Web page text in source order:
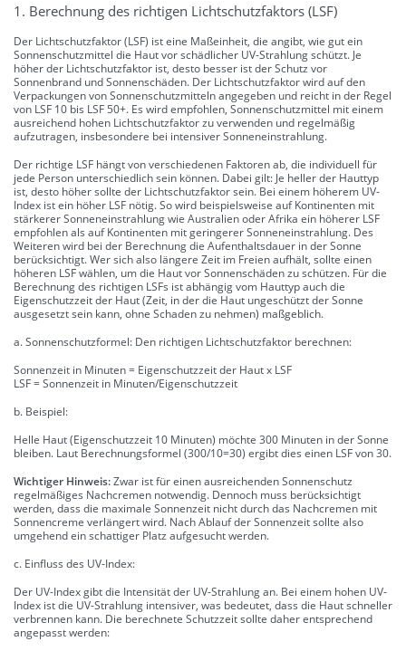
1. Berechnung des richtigen Lichtschutzfaktors (LSF)
Der Lichtschutzfaktor (LSF) ist eine Maßeinheit, die angibt, wie gut ein
Sonnenschutzmittel die Haut vor schädlicher UV-Strahlung schützt. Je
höher der Lichtschutzfaktor ist, desto besser ist der Schutz vor
Sonnenbrand und Sonnenschäden. Der Lichtschutzfaktor wird auf den
Verpackungen von Sonnenschutzmitteln angegeben und reicht in der Regel
von LSF 10 bis LSF 50+. Es wird empfohlen, Sonnenschutzmittel mit einem
ausreichend hohen Lichtschutzfaktor zu verwenden und regelmäßig
aufzutragen, insbesondere bei intensiver Sonneneinstrahlung.
Der richtige LSF hängt von verschiedenen Faktoren ab, die individuell für
jede Person unterschiedlich sein können. Dabei gilt: Je heller der Hauttyp
ist, desto höher sollte der Lichtschutzfaktor sein. Bei einem höherem UV-
Index ist ein höher LSF nötig. So wird beispielsweise auf Kontinenten mit
stärkerer Sonneneinstrahlung wie Australien oder Afrika ein höherer LSF
empfohlen als auf Kontinenten mit geringerer Sonneneinstrahlung. Des
Weiteren wird bei der Berechnung die Aufenthaltsdauer in der Sonne
berücksichtigt. Wer sich also längere Zeit im Freien aufhält, sollte einen
höheren LSF wählen, um die Haut vor Sonnenschäden zu schützen. Für die
Berechnung des richtigen LSFs ist abhängig vom Hauttyp auch die
Eigenschutzzeit der Haut (Zeit, in der die Haut ungeschützt der Sonne
ausgesetzt sein kann, ohne Schaden zu nehmen) maßgeblich.
a. Sonnenschutzformel: Den richtigen Lichtschutzfaktor berechnen:
Sonnenzeit in Minuten = Eigenschutzzeit der Haut x LSF
LSF = Sonnenzeit in Minuten/Eigenschutzzeit
b. Beispiel:
Helle Haut (Eigenschutzzeit 10 Minuten) möchte 300 Minuten in der Sonne
bleiben. Laut Berechnungsformel (300/10=30) ergibt dies einen LSF von 30.
Wichtiger Hinweis:Zwar ist für einen ausreichenden Sonnenschutz
regelmäßiges Nachcremen notwendig. Dennoch muss berücksichtigt
werden, dass die maximale Sonnenzeit nicht durch das Nachcremen mit
Sonnencreme verlängert wird. Nach Ablauf der Sonnenzeit sollte also
umgehend ein schattiger Platz aufgesucht werden.
c. Einfluss des UV-Index:
Der UV-Index gibt die Intensität der UV-Strahlung an. Bei einem hohen UV-
Index ist die UV-Strahlung intensiver, was bedeutet, dass die Haut schneller
verbrennen kann. Die berechnete Schutzzeit sollte daher entsprechend
angepasst werden: